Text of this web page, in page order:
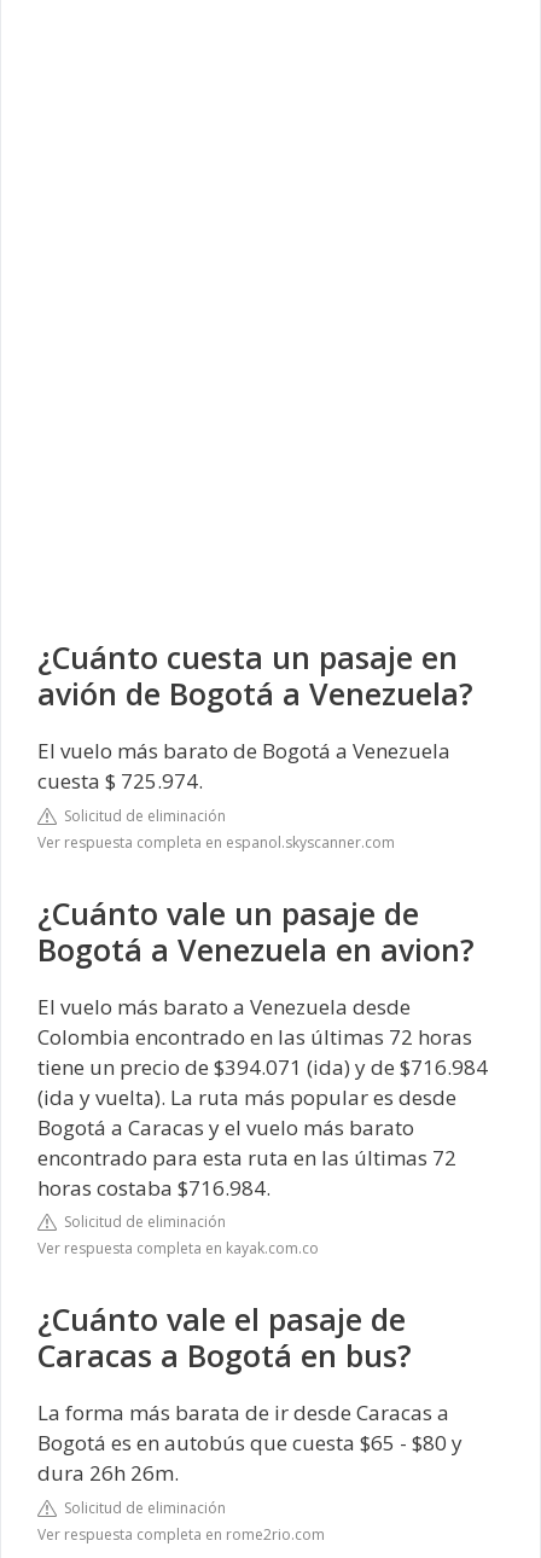
¿Cuánto cuesta un pasaje en
avión de Bogotá a Venezuela?
El vuelo más barato de Bogotá a Venezuela
cuesta $ 725.974.
Solicitud de eliminación
Ver respuesta completa en espanol.skyscanner.com
¿Cuánto vale un pasaje de
Bogotá a Venezuela en avion?
El vuelo más barato a Venezuela desde
Colombia encontrado en las últimas 72 horas
tiene un precio de $394.071 (ida) y de $716.984
(ida y vuelta). La ruta más popular es desde
Bogotá a Caracas y el vuelo más barato
encontrado para esta ruta en las últimas 72
horas costaba $716.984.
Solicitud de eliminación
Ver respuesta completa en kayak.com.co
¿Cuánto vale el pasaje de
Caracas a Bogotá en bus?
La forma más barata de ir desde Caracas a
Bogotá es en autobús que cuesta $65 - $80 y
dura 26h 26m.
Solicitud de eliminación
Ver respuesta completa en rome2rio.com